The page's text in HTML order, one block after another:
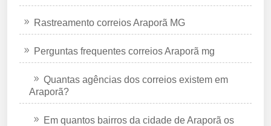
Rastreamento correios Araporã MG
Perguntas frequentes correios Araporã mg
Quantas agências dos correios existem em
Araporã?
Em quantos bairros da cidade de Araporã os